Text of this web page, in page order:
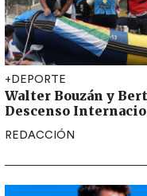
+DEPORTE
Walter Bouzán y
Descenso
REDACCIÓN